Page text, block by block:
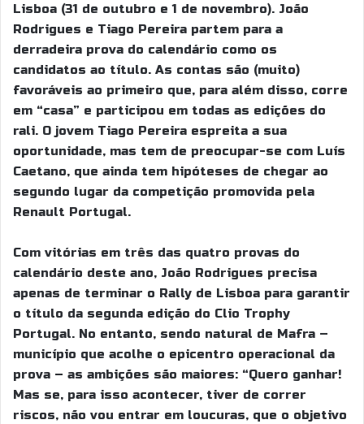
Lisboa (31 de outubro e 1 de novembro). João
Rodrigues e Tiago Pereira partem para a
derradeira prova do calendário como os
candidatos ao título. As contas são (muito)
favoráveis ao primeiro que, para além disso, corre
em “casa” e participou em todas as edições do
rali. O jovem Tiago Pereira espreita a sua
oportunidade, mas tem de preocupar-se com Luís
Caetano, que ainda tem hipóteses de chegar ao
segundo lugar da competição promovida pela
Renault Portugal.
Com vitórias em três das quatro provas do
calendário deste ano, João Rodrigues precisa
apenas de terminar o Rally de Lisboa para garantir
o título da segunda edição do Clio Trophy
Portugal. No entanto, sendo natural de Mafra –
município que acolhe o epicentro operacional da
prova – as ambições são maiores: “Quero ganhar!
Mas se, para isso acontecer, tiver de correr
riscos, não vou entrar em loucuras, que o objetivo